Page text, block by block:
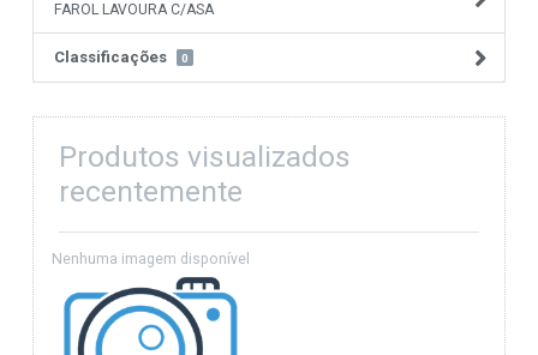
FAROL LAVOURA C/ASA
Classificações 0
Produtos visualizados
recentemente